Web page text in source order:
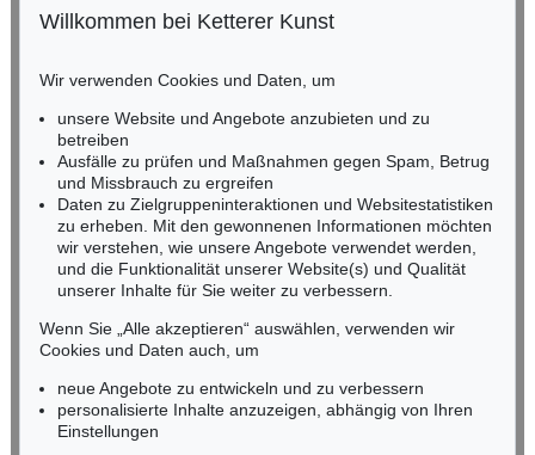
RHEINLAND-PFALZ
Miriam Heß
Tel.: +49 (0)62 21 58 80-038
Fax: +49 (0)62 21 58 80-595
infoheidelberg@kettererkunst.de
NORDDEUTSCHLAND
Nico Kassel, M.A.
Tel.: +49 (0)89 55244-164
Mobil: +49 (0)171 8618661
n.kassel@kettererkunst.de
Keine Auktion mehr verpassen!
Willkommen bei Ketterer Kunst
Wir verwenden Cookies und Daten, um
unsere Website und Angebote anzubieten und zu
betreiben
Ausfälle zu prüfen und Maßnahmen gegen Spam, Betrug
und Missbrauch zu ergreifen
Daten zu Zielgruppeninteraktionen und Websitestatistiken
zu erheben. Mit den gewonnenen Informationen möchten
wir verstehen, wie unsere Angebote verwendet werden,
und die Funktionalität unserer Website(s) und Qualität
unserer Inhalte für Sie weiter zu verbessern.
Wenn Sie „Alle akzeptieren“ auswählen, verwenden wir
Cookies und Daten auch, um
neue Angebote zu entwickeln und zu verbessern
personalisierte Inhalte anzuzeigen, abhängig von Ihren
Einstellungen